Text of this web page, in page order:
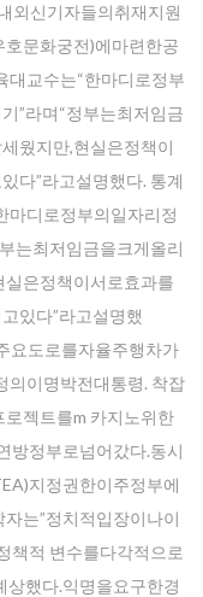
외신기자들의취재지원
문화궁전)에마련한공
대교수는“한마디로정부
”라며“정부는최저임금
웠지만,현실은정책이
다”라고설명했다. 통계
마디로정부의일자리정
는최저임금을크게올리
은정책이서로효과를
있다”라고설명했
요도로를자율주행차가
의이명박전대통령. 착잡
젝트를m 카지노위한
방정부로넘어갔다.동시
지정권한이주정부에
는”정치적입장이나이
책적 변수를다각적으로
상했다.익명을요구한경